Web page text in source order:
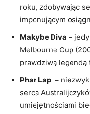
‍roku, zdobywając
imponującym
Makybe Diva –
Melbourne​ Cup
prawdziwą legendą
Phar Lap
–⁤
serca
umiejętnościami